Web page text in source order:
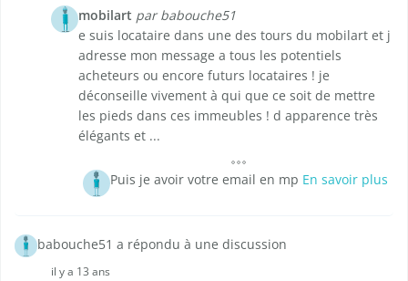
mobilart par babouche51
e suis locataire dans une des tours du mobilart et j
adresse mon message a tous les potentiels
acheteurs ou encore futurs locataires ! je
déconseille vivement à qui que ce soit de mettre
les pieds dans ces immeubles ! d apparence très
élégants et ...
Puis je avoir votre email en mp En savoir plus
babouche51 a répondu à une discussion
il y a 13 ans